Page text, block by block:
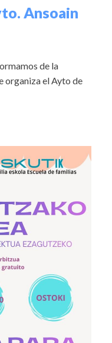
Ansoain
de la
organiza el Ayto de